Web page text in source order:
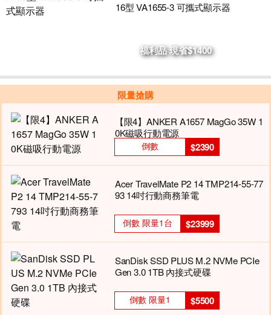
16型 VA1655-3 可攜式顯示器
福利品 現省$1400
限量搶購
【限4】ANKER A1657 MagGo 35W 1
0K磁吸行動電源
倒數 $2390
Acer TravelMate P2 14 TMP214-55-77
93 14吋行動商務筆電
倒數 限量1台 $23999
SanDisk SSD PLUS M.2 NVMe PCIe
Gen 3.0 1TB 內接式硬碟
倒數 限量1 $5500